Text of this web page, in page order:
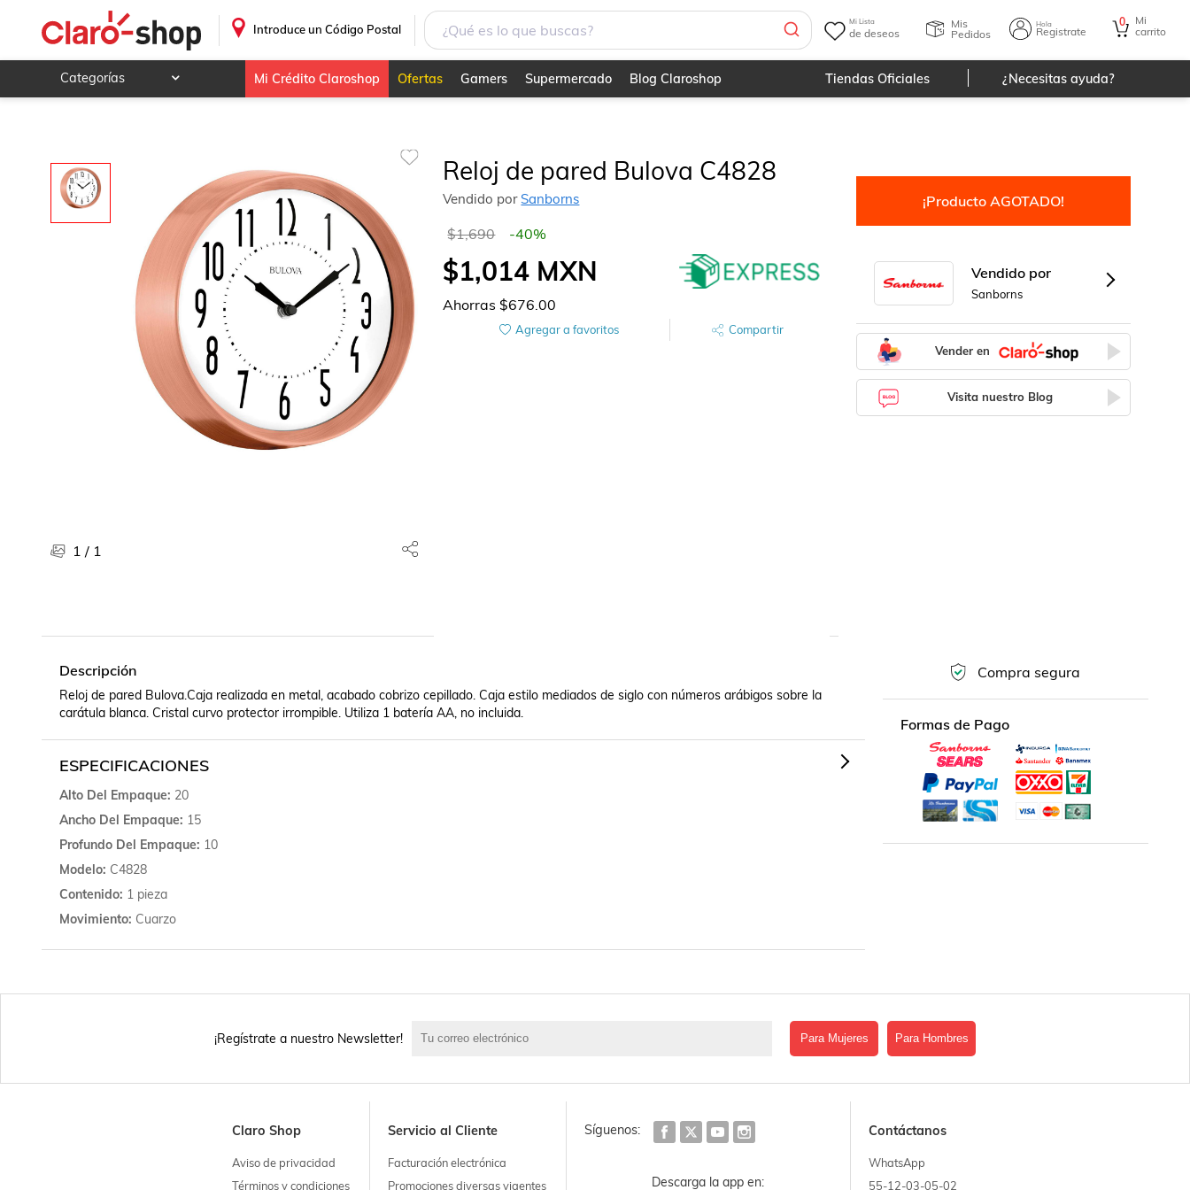
Introduce un Código Postal
Mi Lista
de deseos
Mis
Pedidos
Hola
Registrate
0
Mi
carrito
Categorías
Hogar y jardín
Deportes y ocio
Animales y mascotas
Ropa, calzado y accesorios
Salud, belleza y cuidado personal
Libros, revistas y comics
Películas, series de tv y música
Mi Crédito Claroshop Ofertas Gamers Supermercado Blog Claroshop Tiendas Oficiales ¿Necesitas ayuda?
1 / 1
Reloj de pared Bulova C4828
Vendido porSanborns
$1,690 -40%
$1,014 MXN
Ahorras$676.00
Agregar a favoritos Compartir
¡Producto AGOTADO!
Vendido por
Sanborns
Vender en
Visita nuestro Blog
Descripción
Reloj de pared Bulova.Caja realizada en metal, acabado cobrizo cepillado. Caja estilo mediados de siglo con números arábigos sobre la
carátula blanca. Cristal curvo protector irrompible. Utiliza 1 batería AA, no incluida.
ESPECIFICACIONES
Alto Del Empaque 20
Ancho Del Empaque 15
Profundo Del Empaque 10
Modelo C4828
Contenido 1 pieza
Movimiento Cuarzo
Compra segura
Formas de Pago
¡Regístrate a nuestro Newsletter! Para Mujeres Para Hombres
Claro Shop
Aviso de privacidad
Términos y condiciones
Servicio al Cliente
Facturación electrónica
Promociones diversas vigentes
Síguenos:
Descarga la app en:
Contáctanos
WhatsApp
55-12-03-05-02